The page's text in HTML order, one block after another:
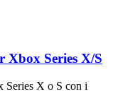
Series X/S
Series X o S con i